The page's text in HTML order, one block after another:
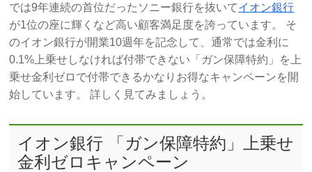
では9年連続の首位だったソニー銀行を抜いてイオン銀行
が1位の座に輝くなど高い顧客満足度を誇っています。 そ
のイオン銀行が開業10週年を記念して、通常では金利に
0.1%上乗せしなければ付帯できない「ガン保障特約」を上
乗せ金利ゼロで付帯できるかなりお得なキャンペーンを開
始しています。 詳しく見てみましょう。
イオン銀行 「ガン保障特約」上乗せ
金利ゼロキャンペーン